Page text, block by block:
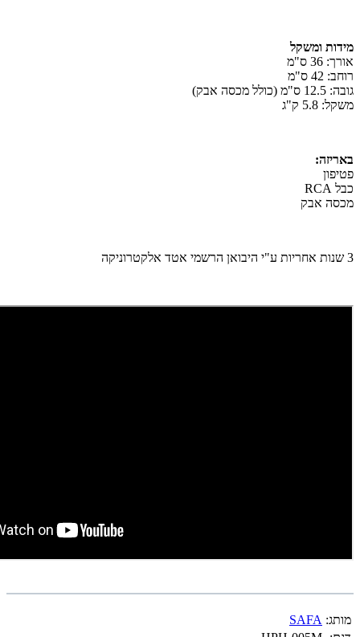
מידות ומשקל
אורך: 36 ס"מ
רוחב: 42 ס"מ
גובה: 12.5 ס"מ (כולל מכסה אבק)
משקל: 5.8 ק"ג
באריזה:
פטיפון
כבל RCA
מכסה אבק
3 שנות אחריות ע"י היבואן הרשמי אטד אלקטרוניקה
מותג: SAFA